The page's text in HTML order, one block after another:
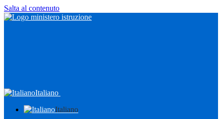
Salta al contenuto
Italiano
Italiano